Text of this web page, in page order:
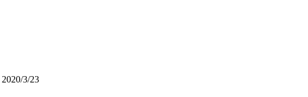
2020/3/23